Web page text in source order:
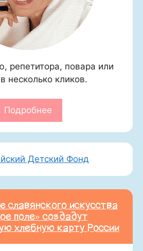
репетитора, повара или
несколько кликов.
Подробнее
славянского искусства
поле» создадут
хлебную карту России